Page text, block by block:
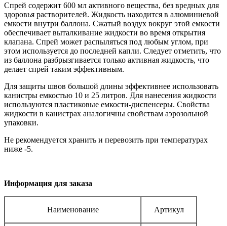
Спрей содержит 600 мл активного вещества, без вредных для
здоровья растворителей. Жидкость находится в алюминиевой
емкости внутри баллона. Сжатый воздух вокруг этой емкости
обеспечивает выталкивание жидкости во время открытия
клапана. Спрей может распыляться под любым углом, при
этом используется до последней капли. Следует отметить, что
из баллона разбрызгивается только активная жидкость, что
делает спрей таким эффективным.
Для защиты швов большой длины эффективнее использовать
канистры емкостью 10 и 25 литров. Для нанесения жидкости
используются пластиковые емкости-диспенсеры. Свойства
жидкости в канистрах аналогичны свойствам аэрозольной
упаковки.
Не рекомендуется хранить и перевозить при температурах
ниже -5.
Информация для заказа
Наименование Артикул